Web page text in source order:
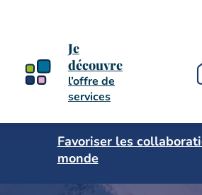
Je
découvre
l’offre de
services
Favoriser les
monde